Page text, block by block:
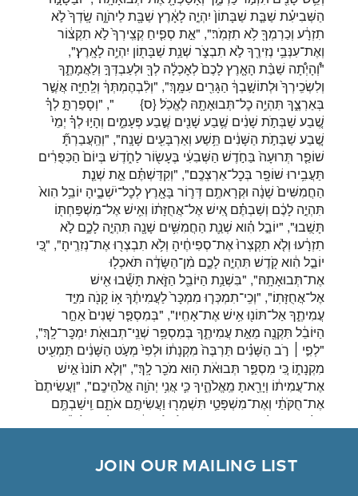
הַשְּׁבִיעִ֗ת שַׁבַּ֤ת שַׁבָּתוֹן֙ יִהְיֶ֣ה לָאָ֔רֶץ שַׁבָּ֖ת לַיהֹוָ֑ה שָֽׂדְךָ֙ לֹ֣א
תִזְרָ֔ע וְכַרְמְךָ֖ לֹ֥א תִזְמֹֽר׃", "אֵ֣ת סְפִ֤יחַ קְצִֽירְךָ֙ לֹ֣א תִקְצ֔וֹר
וְאֶת־עִנְּבֵ֥י נְזִירֶ֖ךָ לֹ֣א תִבְצֹ֑ר שְׁנַ֥ת שַׁבָּת֖וֹן יִהְיֶ֥ה לָאָֽרֶץ׃",
"וְ֠הָיְתָ֠ה שַׁבַּ֨ת הָאָ֤רֶץ לָכֶם֙ לְאׇכְלָ֔ה לְךָ֖ וּלְעַבְדְּךָ֣ וְלַאֲמָתֶ֑ךָ
וְלִשְׂכִֽירְךָ֙ וּלְתוֹשָׁ֣בְךָ֔ הַגָּרִ֖ים עִמָּֽךְ׃", "וְלִ֨בְהֶמְתְּךָ֔ וְלַֽחַיָּ֖ה אֲשֶׁ֣ר
בְּאַרְצֶ֑ךָ תִּהְיֶ֥ה כׇל־תְּבוּאָתָ֖הּ לֶאֱכֹֽל׃{ס} ", "וְסָפַרְתָּ֣ לְךָ֗
שֶׁ֚בַע שַׁבְּתֹ֣ת שָׁנִ֔ים שֶׁ֥בַע שָׁנִ֖ים שֶׁ֣בַע פְּעָמִ֑ים וְהָי֣וּ לְךָ֗ יְמֵי֙
שֶׁ֚בַע שַׁבְּתֹ֣ת הַשָּׁנִ֔ים תֵּ֥שַׁע וְאַרְבָּעִ֖ים שָׁנָֽה׃", "וְהַֽעֲבַרְתָּ֞
שׁוֹפַ֤ר תְּרוּעָה֙ בַּחֹ֣דֶשׁ הַשְּׁבִעִ֔י בֶּעָשׂ֖וֹר לַחֹ֑דֶשׁ בְּיוֹם֙ הַכִּפֻּרִ֔ים
תַּעֲבִ֥ירוּ שׁוֹפָ֖ר בְּכׇל־אַרְצְכֶֽם׃", "וְקִדַּשְׁתֶּ֗ם אֵ֣ת שְׁנַ֤ת
הַחֲמִשִּׁים֙ שָׁנָ֔ה וּקְרָאתֶ֥ם דְּר֛וֹר בָּאָ֖רֶץ לְכׇל־יֹשְׁבֶ֑יהָ יוֹבֵ֥ל הִוא֙
תִּהְיֶ֣ה לָכֶ֔ם וְשַׁבְתֶּ֗ם אִ֚ישׁ אֶל־אֲחֻזָּת֔וֹ וְאִ֥ישׁ אֶל־מִשְׁפַּחְתּ֖וֹ
תָּשֻֽׁבוּ׃", "יוֹבֵ֣ל הִ֗וא שְׁנַ֛ת הַחֲמִשִּׁ֥ים שָׁנָ֖ה תִּהְיֶ֣ה לָכֶ֑ם לֹ֣א
תִזְרָ֔עוּ וְלֹ֤א תִקְצְרוּ֙ אֶת־סְפִיחֶ֔יהָ וְלֹ֥א תִבְצְר֖וּ אֶת־נְזִרֶֽיהָ׃", "כִּ֚י
יוֹבֵ֣ל הִ֔וא קֹ֖דֶשׁ תִּהְיֶ֣ה לָכֶ֑ם מִ֨ן־הַשָּׂדֶ֔ה תֹּאכְל֖וּ
אֶת־תְּבוּאָתָֽהּ׃", "בִּשְׁנַ֥ת הַיּוֹבֵ֖ל הַזֹּ֑את תָּשֻׁ֕בוּ אִ֖ישׁ
אֶל־אֲחֻזָּתֽוֹ׃", "וְכִֽי־תִמְכְּר֤וּ מִמְכָּר֙ לַעֲמִיתֶ֔ךָ א֥וֹ קָנֹ֖ה מִיַּ֣ד
עֲמִיתֶ֑ךָ אַל־תּוֹנ֖וּ אִ֥ישׁ אֶת־אָחִֽיו׃", "בְּמִסְפַּ֤ר שָׁנִים֙ אַחַ֣ר
הַיּוֹבֵ֔ל תִּקְנֶ֖ה מֵאֵ֣ת עֲמִיתֶ֑ךָ בְּמִסְפַּ֥ר שְׁנֵֽי־תְבוּאֹ֖ת יִמְכׇּר־לָֽךְ׃",
"לְפִ֣י
רֹ֣ב הַשָּׁנִ֗ים תַּרְבֶּה֙ מִקְנָת֔וֹ וּלְפִי֙ מְעֹ֣ט הַשָּׁנִ֔ים תַּמְעִ֖יט
מִקְנָת֑וֹ כִּ֚י מִסְפַּ֣ר תְּבוּאֹ֔ת ה֥וּא מֹכֵ֖ר לָֽךְ׃", "וְלֹ֤א תוֹנוּ֙ אִ֣ישׁ
אֶת־עֲמִית֔וֹ וְיָרֵ֖אתָ מֵֽאֱלֹהֶ֑יךָ כִּ֛י אֲנִ֥י יְהֹוָ֖ה אֱלֹהֵיכֶֽם׃", "וַעֲשִׂיתֶם֙
אֶת־חֻקֹּתַ֔י וְאֶת־מִשְׁפָּטַ֥י תִּשְׁמְר֖וּ וַעֲשִׂיתֶ֣ם אֹתָ֑ם וִֽישַׁבְתֶּ֥ם
עַל־הָאָ֖רֶץ לָבֶֽטַח׃", "וְנָתְנָ֤ה הָאָ֙רֶץ֙ פִּרְיָ֔הּ וַאֲכַלְתֶּ֖ם לָשֹׂ֑בַע
הַשְּׁבִיעִ֑ת הֵ֚ן לֹ֣א נִזְרָ֔ע וְלֹ֥א נֶאֱסֹ֖ף אֶת־תְּבוּאָתֵֽנוּ׃", "וְצִוִּ֤יתִי
אֶת־בִּרְכָתִי֙ לָכֶ֔ם בַּשָּׁנָ֖ה הַשִּׁשִּׁ֑ית וְעָשָׂת֙ אֶת־הַתְּבוּאָ֔ה